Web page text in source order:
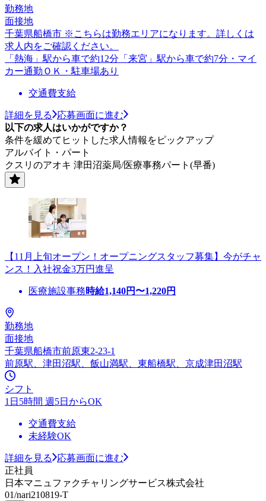
勤務地
面接地
千葉県船橋市 ※こちらは勤務エリアになります。詳しくは
求人内をご確認ください。
「熱海」駅から車で約12分「来宮」駅から車で約7分・マイ
カー通勤ＯＫ・駐車場あり
交通費支給
詳細を見る
応募画面に進む
以下の求人はいかがですか？
条件を緩めてヒットした求人情報をピックアップ
アルバイト・パート
クスリのアオキ 津田沼薬局/医療事務パート(早番)
【11月上旬オープン！オープニングスタッフ募集】今がチャ
ンス！入社祝金3万円進呈
医療施設事務時給1,140円〜1,220円
勤務地
面接地
千葉県船橋市前原東2-23-1
前原駅、津田沼駅、飯山満駅、東船橋駅、京成津田沼駅
シフト
1日5時間 週5日からOK
交通費支給
未経験OK
詳細を見る
応募画面に進む
正社員
日本マニュファクチャリングサービス株式会社
01/nari210819-T